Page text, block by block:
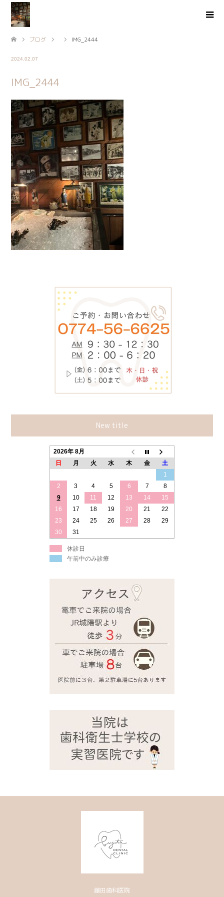
ブログ IMG_2444
2024.02.07
IMG_2444
New title
2026年 8月
日
月 火 水 木 金
土
1
2
3 4 5 6 7
8
9
10 11 12 13 14
15
16
17 18 19 20 21
22
23
24 25 26 27 28
29
30
31
休診日
午前中のみ診療
藤田歯科医院